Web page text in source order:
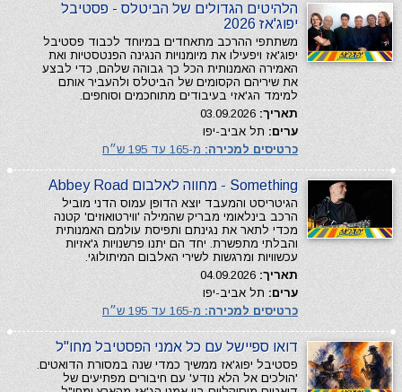
הלהיטים הגדולים של הביטלס - פסטיבל
יפוג'אז 2026
משתתפי ההרכב מתאחדים במיוחד לכבוד פסטיבל
יפוג'אז ויפעילו את מיומנויות הנגינה הפנטסטיות ואת
האמירה האמנותית הכל כך גבוהה שלהם, כדי לבצע
את שיריהם הקסומים של הביטלס ולהעביר אותם
למימד הג'אזי בעיבודים מתוחכמים וסוחפים.
תאריך:
ערים: תל אביב-יפו
כרטיסים למכירה: מ-165 עד 195 ש״ח
Something - מחווה לאלבום Abbey Road
הגיטריסט והמעבד יוצא הדופן עמוס הדני מוביל
הרכב בינלאומי מבריק שהמילה 'ווירטואוזים' קטנה
מכדי לתאר את נגינתם ותפיסת עולמם האמנותית
והבלתי מתפשרת. יחד הם יתנו פרשנויות ג'אזיות
עכשוויות ומרגשות לשירי האלבום המיתולוגי.
תאריך:
ערים: תל אביב-יפו
כרטיסים למכירה: מ-165 עד 195 ש״ח
דואו ספיישל עם כל אמני הפסטיבל מחו"ל
פסטיבל יפוג'אז ממשיך כמדי שנה במסורת הדואטים.
'הולכים אל הלא נודע' עם חיבורים מפתיעים של